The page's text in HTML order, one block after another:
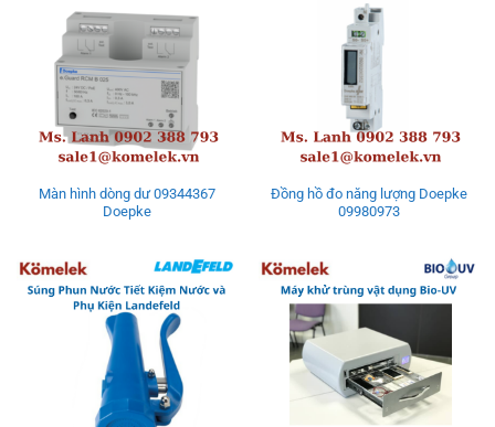
Màn hình dòng dư 09344367
Doepke
Đồng hồ đo năng lượng Doepke
09980973